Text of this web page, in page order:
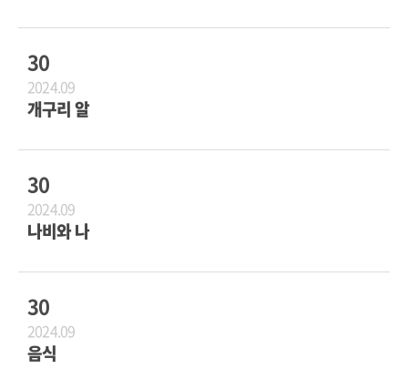
30
2024.09
개구리 알
30
2024.09
나비와 나
30
2024.09
음식